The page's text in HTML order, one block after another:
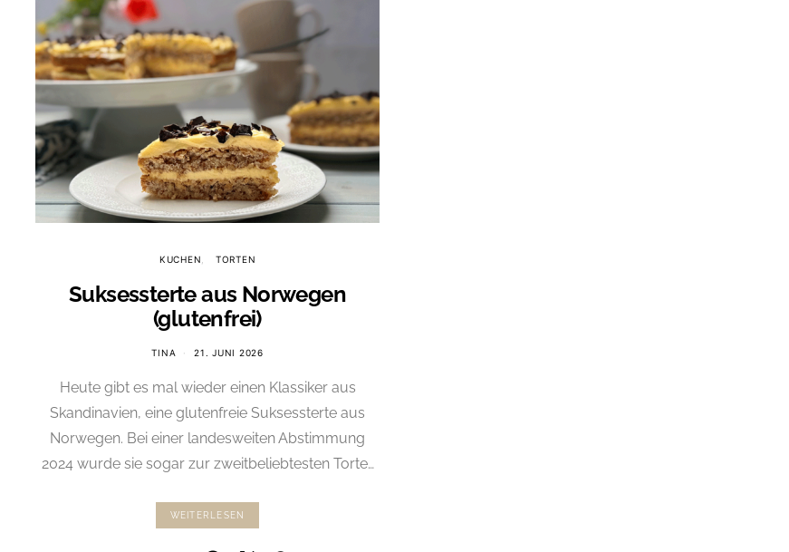
KUCHEN TORTEN
Suksessterte aus Norwegen
(glutenfrei)
TINA 21. JUNI 2026
Heute gibt es mal wieder einen Klassiker aus
Skandinavien, eine glutenfreie Suksessterte aus
Norwegen. Bei einer landesweiten Abstimmung
2024 wurde sie sogar zur zweitbeliebtesten Torte…
WEITERLESEN